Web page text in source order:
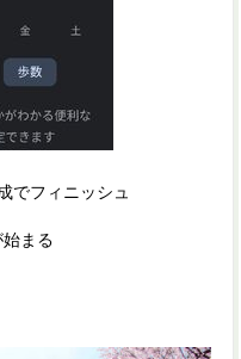
でフィニッシュ
まる